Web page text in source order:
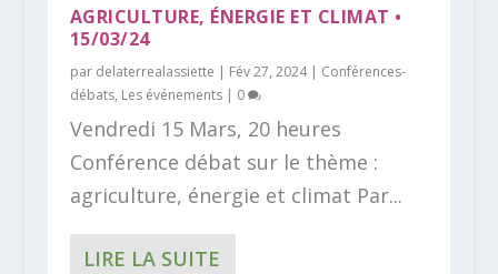
AGRICULTURE, ÉNERGIE ET CLIMAT •
15/03/24
par delaterrealassiette Fév 27, 2024| Conférences-
débats, Les événements| 0
Vendredi 15 Mars, 20 heures
Conférence débat sur le thème :
agriculture, énergie et climat Par...
LIRE LA SUITE